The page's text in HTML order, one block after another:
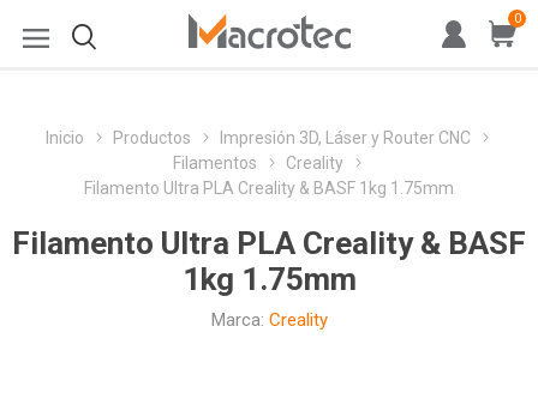
0
Inicio Productos
Impresión 3D, Láser y Router CNC
Filamentos
Creality
Filamento Ultra PLA Creality & BASF 1kg 1.75mm
Filamento Ultra PLA Creality & BASF
1kg 1.75mm
Marca: Creality